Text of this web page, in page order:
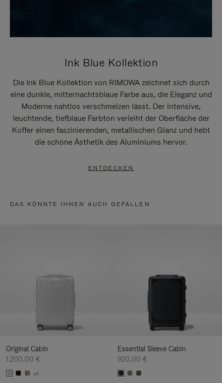
Ink Blue Kollektion
Die Ink Blue Kollektion von RIMOWA zeichnet sich durch
eine dunkle, mitternachtsblaue Farbe aus, die Eleganz und
Moderne nahtlos verschmelzen lässt. Der intensive,
leuchtende, tiefblaue Farbton verleiht der Oberfläche der
Koffer einen faszinierenden, metallischen Glanz und hebt
die schöne Ästhetik des Aluminiums hervor.
ENTDECKEN
DAS KÖNNTE IHNEN AUCH GEFALLEN
Original Cabin
1.200,00 €
+1
Essential Sleeve Cabin
920,00 €